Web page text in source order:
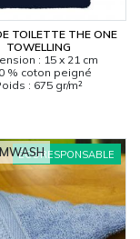
TOILETTE THE ONE
TOWELLING
: 15 x 21 cm
% coton peigné
: 675 gr/m²
ÉCORESPONSABLE